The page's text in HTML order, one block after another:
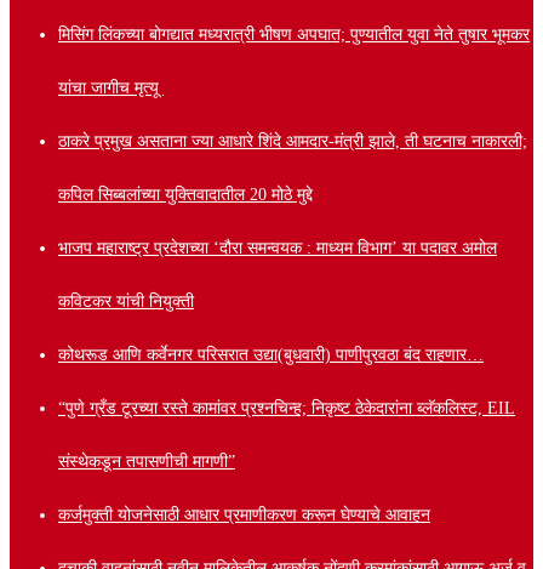
मिसिंग लिंकच्या बोगद्यात मध्यरात्री भीषण अपघात; पुण्यातील युवा नेते तुषार भूमकर
यांचा जागीच मृत्यू
ठाकरे प्रमुख असताना ज्या आधारे शिंदे आमदार-मंत्री झाले, ती घटनाच नाकारली;
कपिल सिब्बलांच्या युक्तिवादातील 20 मोठे मुद्दे
भाजप महाराष्ट्र प्रदेशच्या ‘दौरा समन्वयक : माध्यम विभाग’ या पदावर अमोल
कविटकर यांची नियुक्ती
कोथरूड आणि कर्वेनगर परिसरात उद्या(बुधवारी) पाणीपुरवठा बंद राहणार…
“पुणे ग्रँड टूरच्या रस्ते कामांवर प्रश्नचिन्ह; निकृष्ट ठेकेदारांना ब्लॅकलिस्ट, EIL
संस्थेकडून तपासणीची मागणी”
कर्जमुक्ती योजनेसाठी आधार प्रमाणीकरण करून घेण्याचे आवाहन